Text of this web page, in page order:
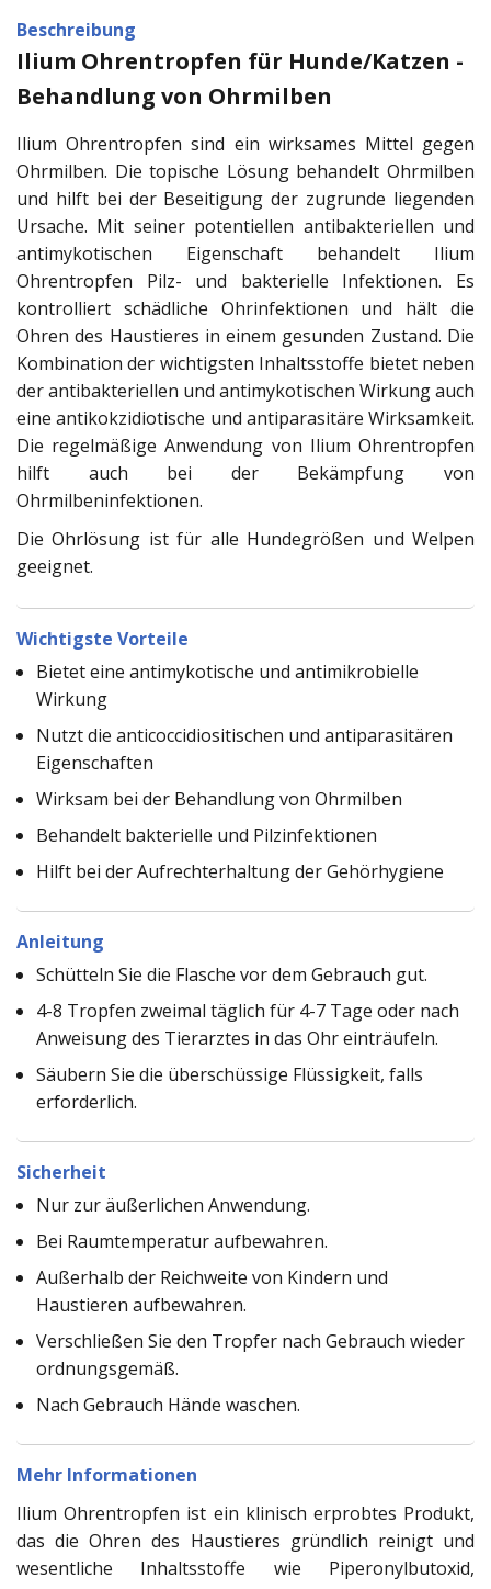
Beschreibung
Ilium Ohrentropfen für Hunde/Katzen -
Behandlung von Ohrmilben
Ilium Ohrentropfen sind ein wirksames Mittel gegen
Ohrmilben. Die topische Lösung behandelt Ohrmilben
und hilft bei der Beseitigung der zugrunde liegenden
Ursache. Mit seiner potentiellen antibakteriellen und
antimykotischen Eigenschaft behandelt Ilium
Ohrentropfen Pilz- und bakterielle Infektionen. Es
kontrolliert schädliche Ohrinfektionen und hält die
Ohren des Haustieres in einem gesunden Zustand. Die
Kombination der wichtigsten Inhaltsstoffe bietet neben
der antibakteriellen und antimykotischen Wirkung auch
eine antikokzidiotische und antiparasitäre Wirksamkeit.
Die regelmäßige Anwendung von Ilium Ohrentropfen
hilft auch bei der Bekämpfung von
Ohrmilbeninfektionen.
Die Ohrlösung ist für alle Hundegrößen und Welpen
geeignet.
Wichtigste Vorteile
Bietet eine antimykotische und antimikrobielle
Wirkung
Nutzt die anticoccidiositischen und antiparasitären
Eigenschaften
Wirksam bei der Behandlung von Ohrmilben
Behandelt bakterielle und Pilzinfektionen
Hilft bei der Aufrechterhaltung der Gehörhygiene
Anleitung
Schütteln Sie die Flasche vor dem Gebrauch gut.
4-8 Tropfen zweimal täglich für 4-7 Tage oder nach
Anweisung des Tierarztes in das Ohr einträufeln.
Säubern Sie die überschüssige Flüssigkeit, falls
erforderlich.
Sicherheit
Nur zur äußerlichen Anwendung.
Bei Raumtemperatur aufbewahren.
Außerhalb der Reichweite von Kindern und
Haustieren aufbewahren.
Verschließen Sie den Tropfer nach Gebrauch wieder
ordnungsgemäß.
Nach Gebrauch Hände waschen.
Mehr Informationen
Ilium Ohrentropfen ist ein klinisch erprobtes Produkt,
das die Ohren des Haustieres gründlich reinigt und
wesentliche Inhaltsstoffe wie Piperonylbutoxid,